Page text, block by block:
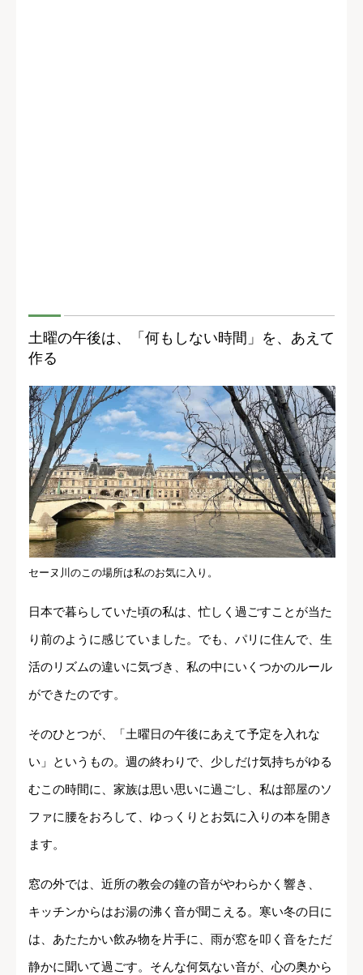
土曜の午後は、「何もしない時間」を、あえて
作る
セーヌ川のこの場所は私のお気に入り。
日本で暮らしていた頃の私は、忙しく過ごすことが当た
り前のように感じていました。でも、パリに住んで、生
活のリズムの違いに気づき、私の中にいくつかのルール
ができたのです。
そのひとつが、「土曜日の午後にあえて予定を入れな
い」というもの。週の終わりで、少しだけ気持ちがゆる
むこの時間に、家族は思い思いに過ごし、私は部屋のソ
ファに腰をおろして、ゆっくりとお気に入りの本を開き
ます。
窓の外では、近所の教会の鐘の音がやわらかく響き、
キッチンからはお湯の沸く音が聞こえる。寒い冬の日に
は、あたたかい飲み物を片手に、雨が窓を叩く音をただ
静かに聞いて過ごす。そんな何気ない音が、心の奥から